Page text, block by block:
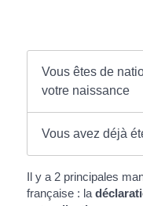
Vous êtes de
votre naissance
Vous avez déjà
Il y a 2 principales
française : la